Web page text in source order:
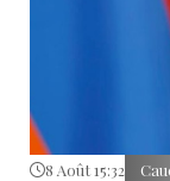
8 Août 15:32